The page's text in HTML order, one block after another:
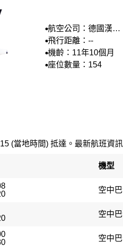
航空公司：德國漢莎
航空
飛行距離：--
機齡：11年10個月
座位數量：154
(當地時間) 抵達。最新航班資
機型
空中
空中
空中